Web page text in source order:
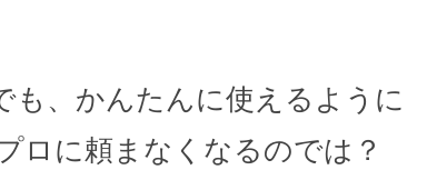
も、かんたんに使えるように
ロに頼まなくなるのでは？